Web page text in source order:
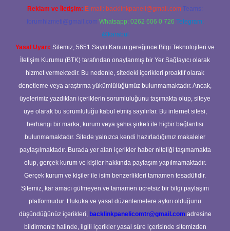
Reklam ve İletişim: E-mail: backlinkpaneli@gmail.com Teams:
forumhizmeti@gmail.com Whatsapp: 0262 606 0 726 Telegram:
@karabul
Yasal Uyarı: Sitemiz, 5651 Sayılı Kanun gereğince Bilgi Teknolojileri ve
İletişim Kurumu (BTK) tarafından onaylanmış bir Yer Sağlayıcı olarak
hizmet vermektedir. Bu nedenle, sitedeki içerikleri proaktif olarak
denetleme veya araştırma yükümlülüğümüz bulunmamaktadır. Ancak,
üyelerimiz yazdıkları içeriklerin sorumluluğunu taşımakta olup, siteye
üye olarak bu sorumluluğu kabul etmiş sayılırlar. Bu internet sitesi,
herhangi bir marka, kurum veya şahıs şirketi ile hiçbir bağlantısı
bulunmamaktadır. Sitede yalnızca kendi hazırladığımız makaleler
paylaşılmaktadır. Burada yer alan içerikler haber niteliği taşımamakta
olup, gerçek kurum ve kişiler hakkında paylaşım yapılmamaktadır.
Gerçek kurum ve kişiler ile isim benzerlikleri tamamen tesadüfidir.
Sitemiz, kar amacı gütmeyen ve tamamen ücretsiz bir bilgi paylaşım
platformudur. Hukuka ve yasal düzenlemelere aykırı olduğunu
düşündüğünüz içerikleri, backlinkpanelicomtr@gmail.com adresine
bildirmeniz halinde, ilgili içerikler yasal süre içerisinde sitemizden